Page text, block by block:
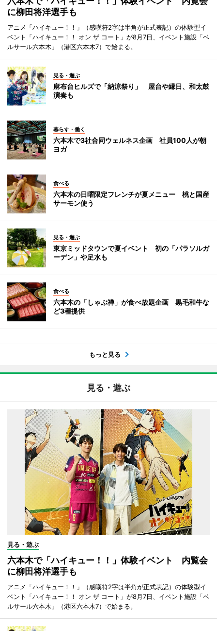
に柳田将洋選手も
アニメ「ハイキュー！！」（感嘆符2字は半角が正式表記）の体験型イ
ベント「ハイキュー！！ オン ザ コート」が8月7日、イベント施設「ベ
ルサール六本木」（港区六本木7）で始まる。
見る・遊ぶ
麻布台ヒルズで「納涼祭り」 屋台や縁日、和太鼓
演奏も
暮らす・働く
六本木で3社合同ウェルネス企画 社員100人が朝
ヨガ
食べる
六本木の日曜限定フレンチが夏メニュー 桃と国産
サーモン使う
見る・遊ぶ
東京ミッドタウンで夏イベント 初の「パラソルガ
ーデン」や足水も
食べる
六本木の「しゃぶ禅」が食べ放題企画 黒毛和牛な
ど3種提供
もっと見る
見る・遊ぶ
見る・遊ぶ
六本木で「ハイキュー！！」体験イベント 内覧会
に柳田将洋選手も
アニメ「ハイキュー！！」（感嘆符2字は半角が正式表記）の体験型イ
ベント「ハイキュー！！ オン ザ コート」が8月7日、イベント施設「ベ
ルサール六本木」（港区六本木7）で始まる。